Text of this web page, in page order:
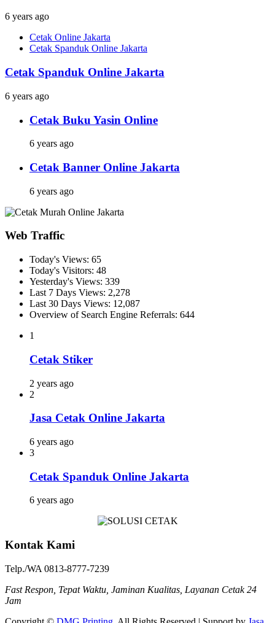
6 years ago
Cetak Online Jakarta
Cetak Spanduk Online Jakarta
Cetak Spanduk Online Jakarta
6 years ago
Cetak Buku Yasin Online
6 years ago
Cetak Banner Online Jakarta
6 years ago
Web Traffic
Today's Views: 65
Today's Visitors: 48
Yesterday's Views: 339
Last 7 Days Views: 2,278
Last 30 Days Views: 12,087
Overview of Search Engine Referrals: 644
1
Cetak Stiker
2 years ago
2
Jasa Cetak Online Jakarta
6 years ago
3
Cetak Spanduk Online Jakarta
6 years ago
Kontak Kami
Telp./WA 0813-8777-7239
Fast Respon, Tepat Waktu, Jaminan Kualitas, Layanan Cetak 24
Jam